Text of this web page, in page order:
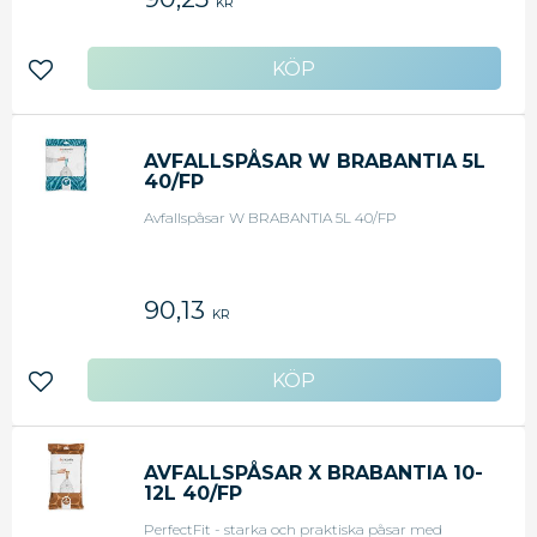
knytband! Dra enkelt i det för att ta påsen ur
vilken storlek du behöver? Kontrollera färgkoden
på insidan av avfallshinkens lock. - Färg: Vit
Lägg till i favoriter
AVFALLSPÅSAR W BRABANTIA 5L
40/FP
Avfallspåsar W BRABANTIA 5L 40/FP
90,13 KR
Lägg till i favoriter
AVFALLSPÅSAR X BRABANTIA 10-
12L 40/FP
PerfectFit - starka och praktiska påsar med